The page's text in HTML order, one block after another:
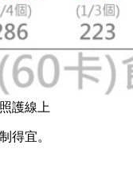
護線上
得宜。